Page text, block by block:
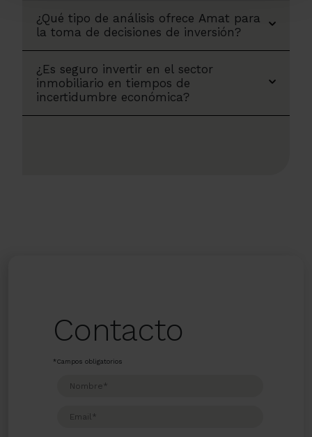
¿Qué tipo de análisis ofrece Amat para
la toma de decisiones de inversión?
¿Es seguro invertir en el sector
inmobiliario en tiempos de
incertidumbre económica?
Contacto
*Campos obligatorios